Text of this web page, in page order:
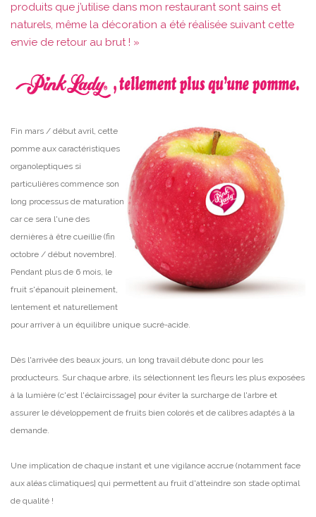
produits que j’utilise dans mon restaurant sont sains et
naturels, même la décoration a été réalisée suivant cette
envie de retour au brut ! »
Fin mars / début avril, cette
pomme aux caractéristiques
organoleptiques si
particulières commence son
long processus de maturation
car ce sera l'une des
dernières à être cueillie (fin
octobre / début novembre].
Pendant plus de 6 mois, le
fruit s'épanouit pleinement,
lentement et naturellement
pour arriver à un équilibre unique sucré-acide.
Dès l'arrivée des beaux jours, un long travail débute donc pour les
producteurs. Sur chaque arbre, ils sélectionnent les fleurs les plus exposées
à la lumière (c'est l'éclaircissage] pour éviter la surcharge de l'arbre et
assurer le développement de fruits bien colorés et de calibres adaptés à la
demande.
Une implication de chaque instant et une vigilance accrue (notamment face
aux aléas climatiques] qui permettent au fruit d'atteindre son stade optimal
de qualité !